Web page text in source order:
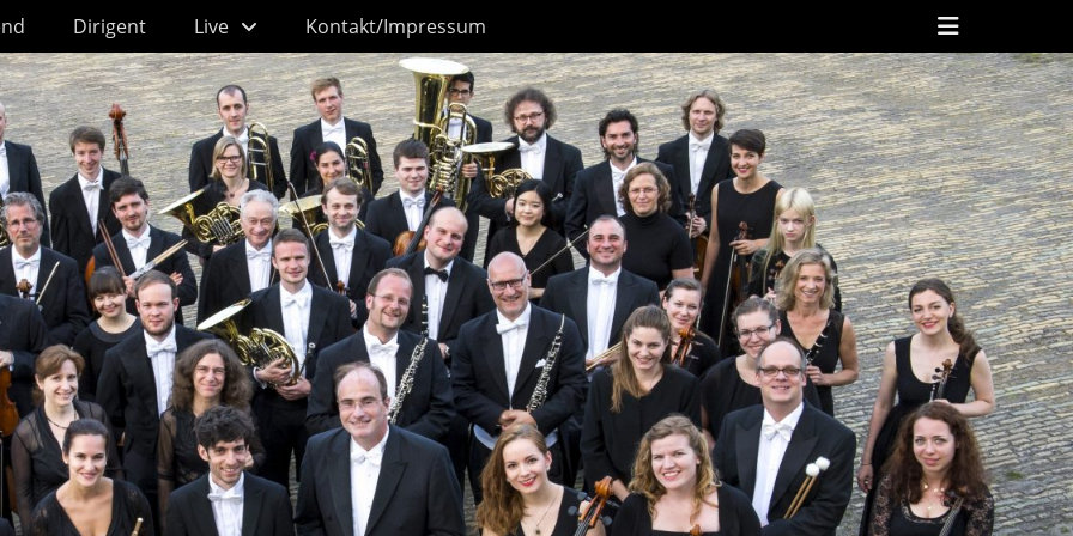
Dirigent Live Kontakt/Impressum
Header
Toggle